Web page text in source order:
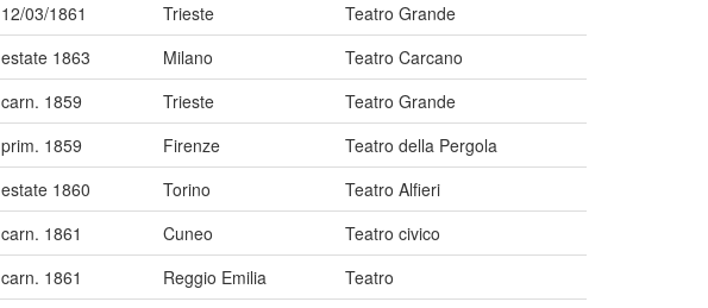
12/03/1861 Trieste
Teatro Grande
estate 1863 Milano
Teatro Carcano
carn. 1859 Trieste
Teatro Grande
prim. 1859 Firenze
Teatro della Pergola
estate 1860 Torino
Teatro Alfieri
carn. 1861 Cuneo
Teatro civico
carn. 1861 Reggio Emilia
Teatro